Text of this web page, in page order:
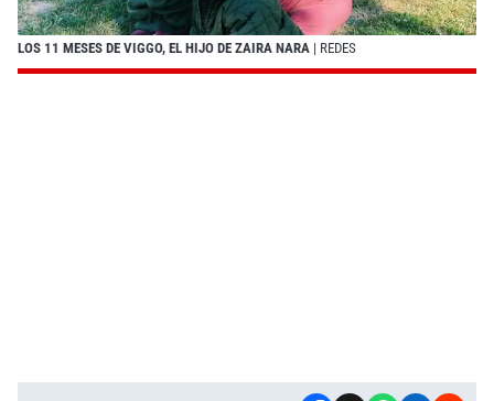
LOS 11 MESES DE VIGGO, EL HIJO DE ZAIRA NARA | REDES